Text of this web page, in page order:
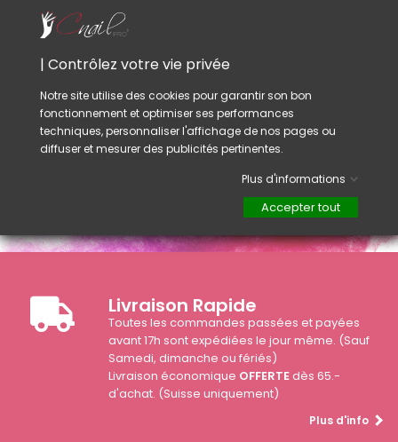
pour le modelage en Gel UV.
Conseil :
Cet outil doit être désinfécté aprés chaque
utilisation.
Livraison Rapide
Toutes les commandes passées et payées
avant 17h sont expédiées le jour même. (Sauf
Samedi, dimanche ou fériés)
Livraison économique OFFERTEdès 65.-
d'achat. (Suisse uniquement)
Plus d'info
| Contrôlez votre vie privée
Notre site utilise des cookies pour garantir son bon
fonctionnement et optimiser ses performances
techniques, personnaliser l'affichage de nos pages ou
diffuser et mesurer des publicités pertinentes.
Plus d'informations
Accepter tout